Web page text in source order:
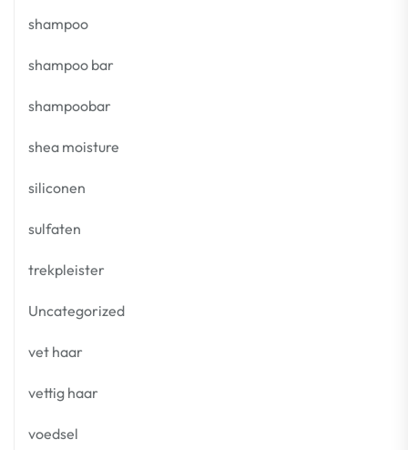
shampoo
shampoo bar
shampoobar
shea moisture
siliconen
sulfaten
trekpleister
Uncategorized
vet haar
vettig haar
voedsel